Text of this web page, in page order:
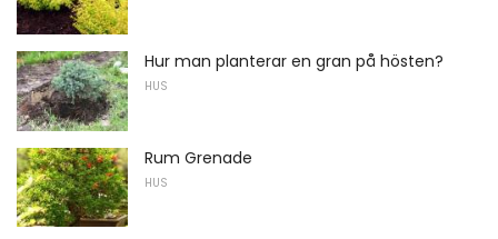
Hur man planterar en gran på hösten?
HUS
Rum Grenade
HUS